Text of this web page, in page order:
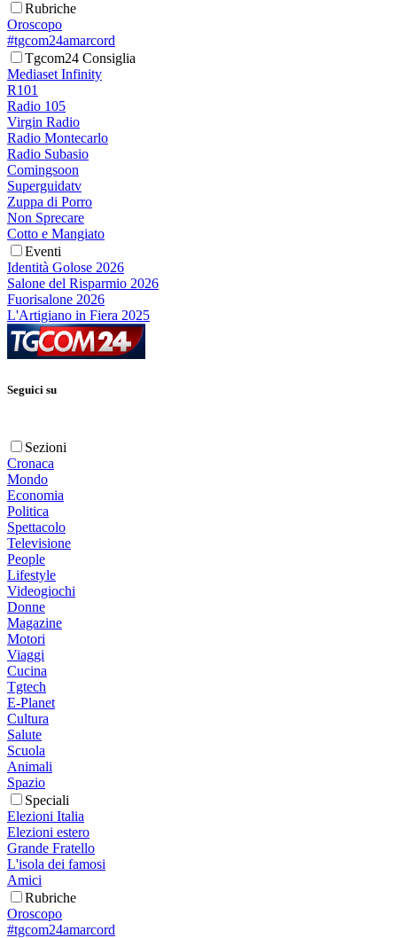
Rubriche
Oroscopo
#tgcom24amarcord
Tgcom24 Consiglia
Mediaset Infinity
R101
Radio 105
Virgin Radio
Radio Montecarlo
Radio Subasio
Comingsoon
Superguidatv
Zuppa di Porro
Non Sprecare
Cotto e Mangiato
Eventi
Identità Golose 2026
Salone del Risparmio 2026
Fuorisalone 2026
L'Artigiano in Fiera 2025
Seguici su
Sezioni
Cronaca
Mondo
Economia
Politica
Spettacolo
Televisione
People
Lifestyle
Videogiochi
Donne
Magazine
Motori
Viaggi
Cucina
Tgtech
E-Planet
Cultura
Salute
Scuola
Animali
Spazio
Speciali
Elezioni Italia
Elezioni estero
Grande Fratello
L'isola dei famosi
Amici
Rubriche
Oroscopo
#tgcom24amarcord